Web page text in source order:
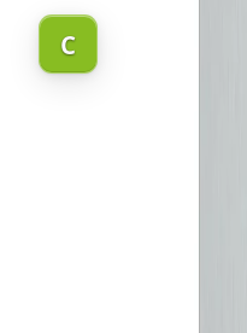
C